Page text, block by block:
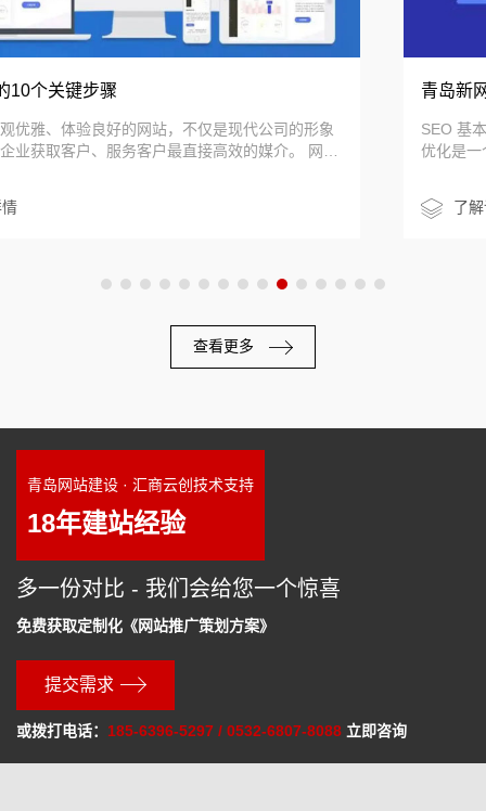
青岛新网站如何进行seo优化排名
SEO 基本优化也被定义为网站的 SEO 基本优化，这一步骤的
优化是一个新网站启动前的准备工作，主要为搜索引擎蜘蛛爬
查看更多
青岛网站建设 · 汇商云创技术支持
18年建站经验
多一份对比 - 我们会给您一个惊喜
免费获取定制化《网站推广策划方案》
提交需求
或拨打电话： 185-6396-5297 / 0532-6807-8088 立即咨询